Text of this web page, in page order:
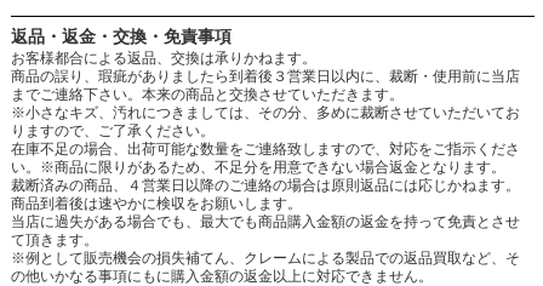
返品・返金・交換・免責事項
お客様都合による返品、交換は承りかねます。
商品の誤り、瑕疵がありましたら到着後３営業日以内に、裁断・使用前に当店
までご連絡下さい。本来の商品と交換させていただきます。
※小さなキズ、汚れにつきましては、その分、多めに裁断させていただいてお
りますので、ご了承ください。
在庫不足の場合、出荷可能な数量をご連絡致しますので、対応をご指示くださ
い。※商品に限りがあるため、不足分を用意できない場合返金となります。
裁断済みの商品、４営業日以降のご連絡の場合は原則返品には応じかねます。
商品到着後は速やかに検収をお願いします。
当店に過失がある場合でも、最大でも商品購入金額の返金を持って免責とさせ
て頂きます。
※例として販売機会の損失補てん、クレームによる製品での返品買取など、そ
の他いかなる事項にもに購入金額の返金以上に対応できません。